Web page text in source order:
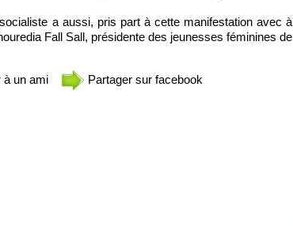
a aussi, pris part à cette manifestation avec à
Fall Sall, présidente des jeunesses féminines de
à un ami Partager sur facebook